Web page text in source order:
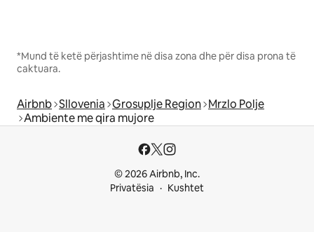
*Mund të ketë përjashtime në disa zona dhe për disa prona të
caktuara.
Airbnb Sllovenia Grosuplje Region Mrzlo Polje
Ambiente me qira mujore
© 2026 Airbnb, Inc.
Privatësia
Kushtet